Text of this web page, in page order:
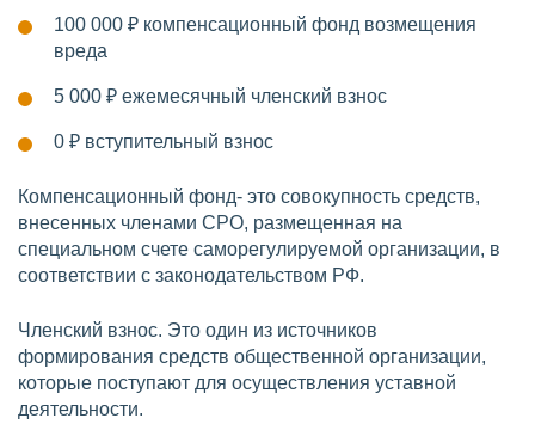
100 000 ₽ компенсационный фонд возмещения
вреда
5 000 ₽ ежемесячный членский взнос
0 ₽ вступительный взнос
Компенсационный фонд- это совокупность средств,
внесенных членами СРО, размещенная на
специальном счете саморегулируемой организации, в
соответствии с законодательством РФ.
Членский взнос. Это один из источников
формирования средств общественной организации,
которые поступают для осуществления уставной
деятельности.